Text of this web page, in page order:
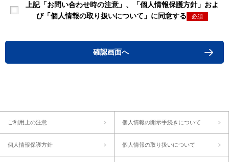
上記「お問い合わせ時の注意」、「個人情報保護方針」およ
び「個人情報の取り扱いについて」に同意する
必須
確認画面へ
ご利用上の注意 個人情報の開示手続きについて
個人情報保護方針 個人情報の取り扱いについて